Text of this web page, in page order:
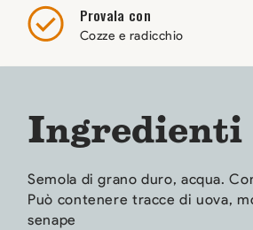
Provala con
Cozze e radicchio
Ingredienti
Semola di grano duro, acqua.
Può contenere tracce di uova,
senape